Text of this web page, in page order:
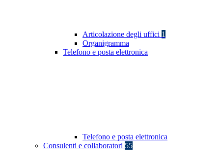
Articolazione degli uffici 1
Organigramma
Telefono e posta elettronica
Telefono e posta elettronica
Consulenti e collaboratori 55